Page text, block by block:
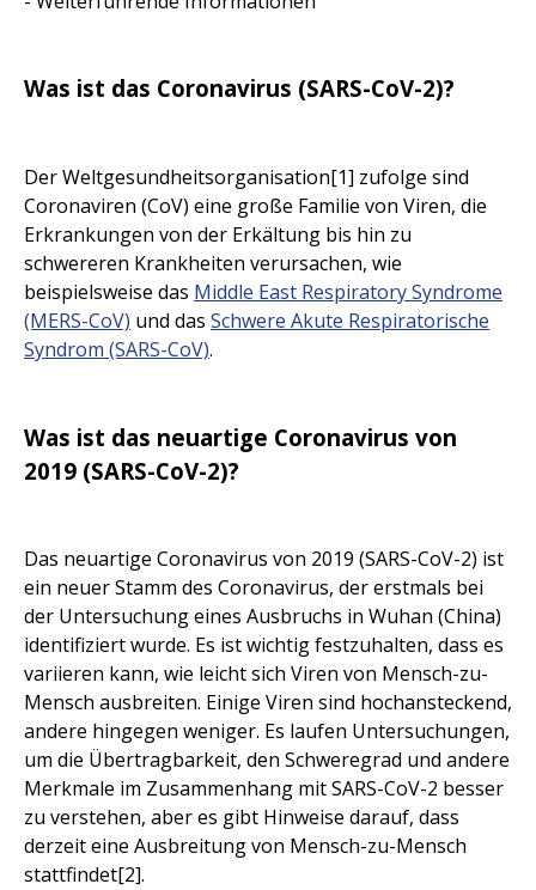
Was ist das Coronavirus (SARS-CoV-2)?
Der Weltgesundheitsorganisation[1] zufolge sind
Coronaviren (CoV) eine große Familie von Viren, die
Erkrankungen von der Erkältung bis hin zu
schwereren Krankheiten verursachen, wie
beispielsweise das Middle East Respiratory Syndrome
(MERS-CoV) und das Schwere Akute Respiratorische
Syndrom (SARS-CoV).
Was ist das neuartige Coronavirus von
2019 (SARS-CoV-2)?
Das neuartige Coronavirus von 2019 (SARS-CoV-2) ist
ein neuer Stamm des Coronavirus, der erstmals bei
der Untersuchung eines Ausbruchs in Wuhan (China)
identifiziert wurde. Es ist wichtig festzuhalten, dass es
variieren kann, wie leicht sich Viren von Mensch-zu-
Mensch ausbreiten. Einige Viren sind hochansteckend,
andere hingegen weniger. Es laufen Untersuchungen,
um die Übertragbarkeit, den Schweregrad und andere
Merkmale im Zusammenhang mit SARS-CoV-2 besser
zu verstehen, aber es gibt Hinweise darauf, dass
derzeit eine Ausbreitung von Mensch-zu-Mensch
stattfindet[2].